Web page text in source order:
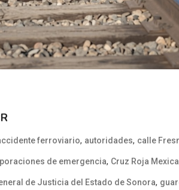
ferroviario, autoridades, calle
de emergencia, Cruz Roja
de Justicia del Estado de Sonora,